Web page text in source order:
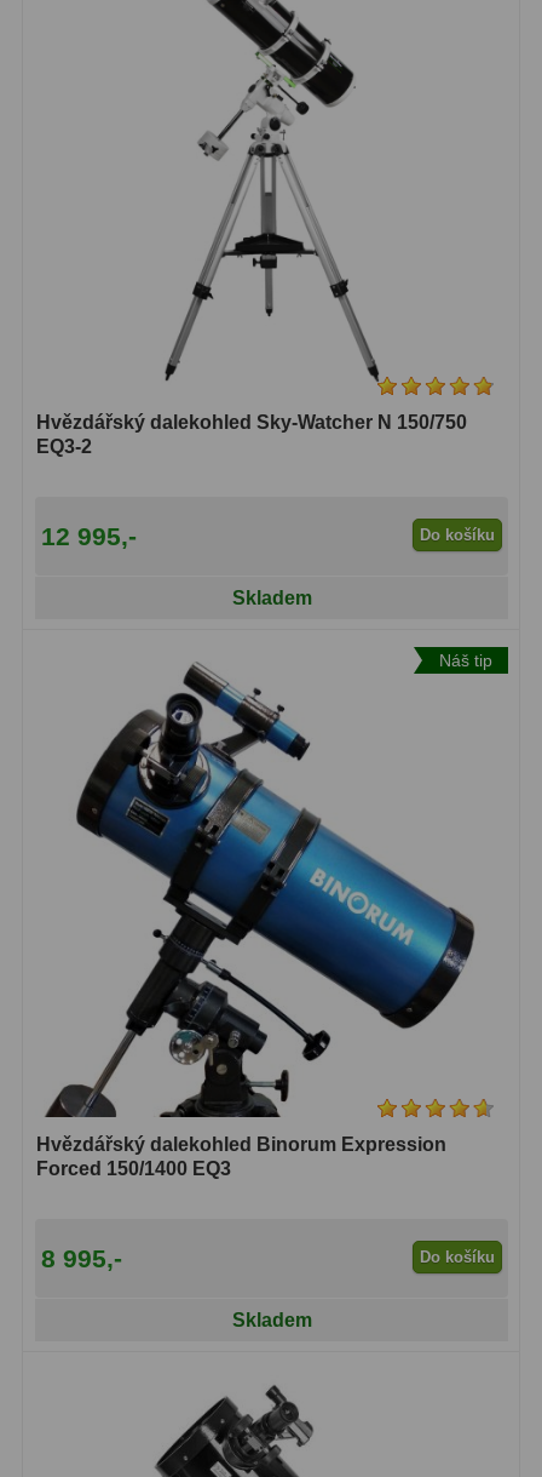
Hvězdářský dalekohled Sky-Watcher N 150/750
EQ3-2
12 995,- Do košíku
Skladem
Náš tip
Hvězdářský dalekohled Binorum Expression
Forced 150/1400 EQ3
8 995,- Do košíku
Skladem